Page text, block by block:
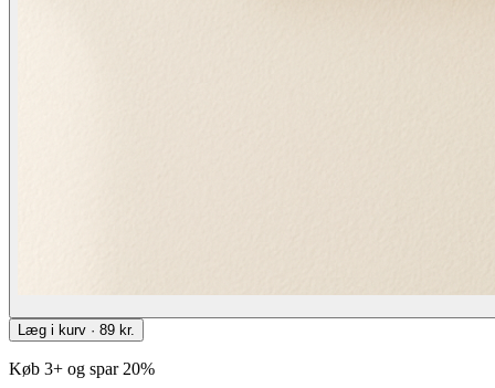
Læg i kurv · 89 kr.
Køb 3+ og spar 20%